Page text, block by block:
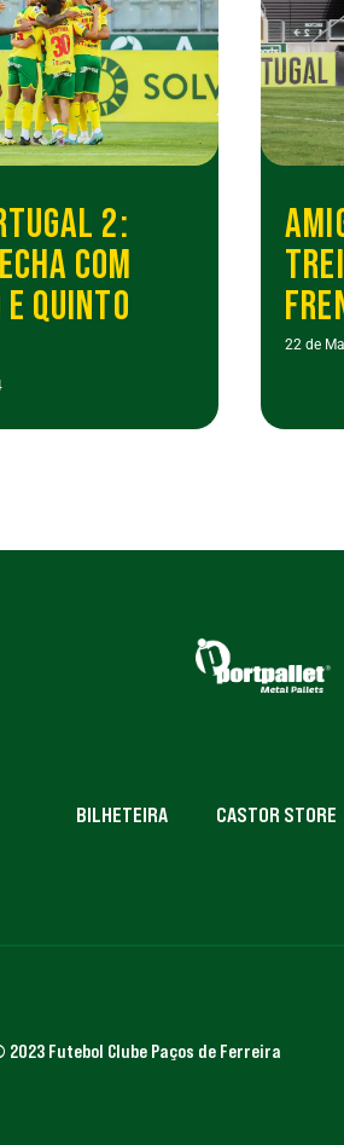
2:
COM
QUINTO
22 de
BILHETEIRA CASTOR STORE
Futebol Clube Paços de Ferreira